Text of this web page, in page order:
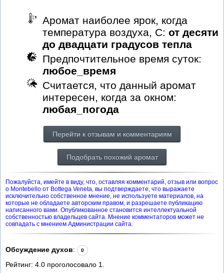
Аромат наиболее ярок, когда
температура воздуха, С: от десяти
до двадцати градусов тепла
Предпочтительное время суток:
любое_время
Считается, что данный аромат
интересен, когда за окном:
любая_погода
Перейти к отзывам и комментариям
Подобрать похожий аромат
Пожалуйста, имейте в виду, что, оставляя комментарий, отзыв или вопрос
о Montebello от Bottega Veneta, вы подтверждаете, что выражаете
исключительно собственное мнение, не используете материалов, на
которые не обладаете авторским правом, и разрешаете публикацию
написанного вами. Опубликованное становится интеллектуальной
собственностью владельцев сайта. Мнение комментаторов может не
совпадать с мнением Администрации сайта.
Обсуждение духов: 0
Рейтинг: 4.0 проголосовало 1